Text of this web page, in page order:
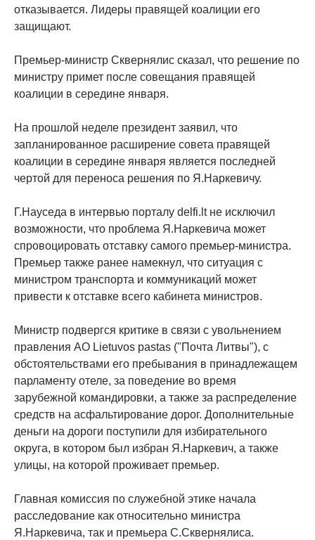
отказывается. Лидеры правящей коалиции его
защищают.
Премьер-министр Сквернялис сказал, что решение по
министру примет после совещания правящей
коалиции в середине января.
На прошлой неделе президент заявил, что
запланированное расширение совета правящей
коалиции в середине января является последней
чертой для переноса решения по Я.Наркевичу.
Г.Науседа в интервью порталу delfi.lt не исключил
возможности, что проблема Я.Наркевича может
спровоцировать отставку самого премьер-министра.
Премьер также ранее намекнул, что ситуация с
министром транспорта и коммуникаций может
привести к отставке всего кабинета министров.
Министр подвергся критике в связи с увольнением
правления АО Lietuvos pastas ("Почта Литвы"), c
обстоятельствами его пребывания в принадлежащем
парламенту отеле, за поведение во время
зарубежной командировки, а также за распределение
средств на асфальтирование дорог. Дополнительные
деньги на дороги поступили для избирательного
округа, в котором был избран Я.Наркевич, а также
улицы, на которой проживает премьер.
Главная комиссия по служебной этике начала
расследование как относительно министра
Я.Наркевича, так и премьера С.Сквернялиса.